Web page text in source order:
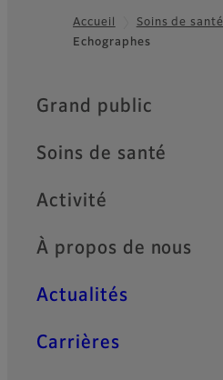
Footer
Accueil Soins de santé
Echographes
Quick Links
Grand public
Soins de santé
Activité
À propos de nous
Actualités
Carrières